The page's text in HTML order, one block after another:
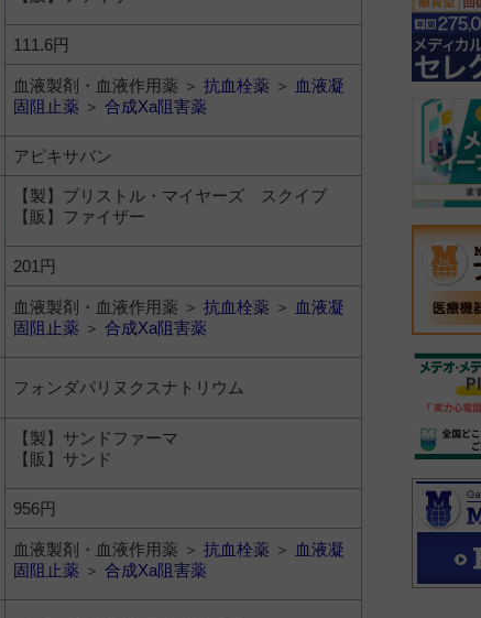
111.6円
血液製剤・血液作用薬 ＞ 抗血栓薬 ＞ 血液凝
固阻止薬 ＞ 合成Xa阻害薬
アピキサバン
【製】ブリストル・マイヤーズ スクイブ
【販】ファイザー
201円
血液製剤・血液作用薬 ＞ 抗血栓薬 ＞ 血液凝
固阻止薬 ＞ 合成Xa阻害薬
フォンダパリヌクスナトリウム
【製】サンドファーマ
【販】サンド
956円
血液製剤・血液作用薬 ＞ 抗血栓薬 ＞ 血液凝
固阻止薬 ＞ 合成Xa阻害薬